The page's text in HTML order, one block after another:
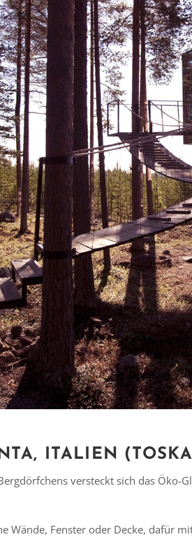
ITALIEN
versteckt sich das
Wände, Fenster oder Decke, dafür